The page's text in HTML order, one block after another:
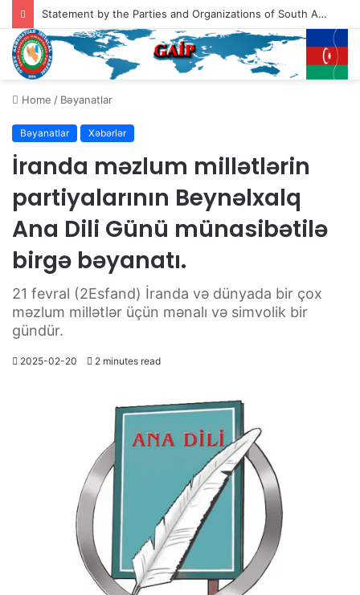
Statement by the Parties and Organizations of South Azerbaijan Addressed to the President of the United States of America, Mr. Donald Trump
Home / Bəyanatlar
Bəyanatlar Xəbərlər
İranda məzlum millətlərin
partiyalarının Beynəlxalq
Ana Dili Günü münasibətilə
birgə bəyanatı.
21 fevral (2Esfand) İranda və dünyada bir çox
məzlum millətlər üçün mənalı və simvolik bir
gündür.
2025-02-20 2 minutes read